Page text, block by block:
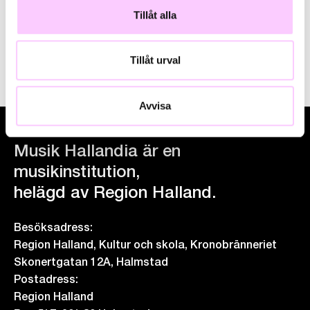
Tillåt alla
Tillåt urval
Avvisa
Freadals Gårdskrog.
Musik Hallandia är en
musikinstitution,
helägd av Region Halland.
Besöksadress:
Region Halland, Kultur och skola, Kronobränneriet
Skonertgatan 12A, Halmstad
Postadress:
Region Halland